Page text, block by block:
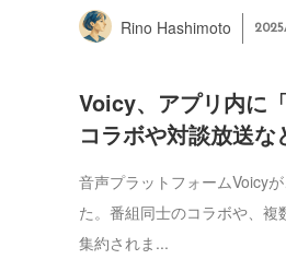
Rino Hashimoto
Voicy、アプリ内に
コラボや対談放送な
音声プラットフォームVoicy
た。番組同士のコラボや、
集約されま...